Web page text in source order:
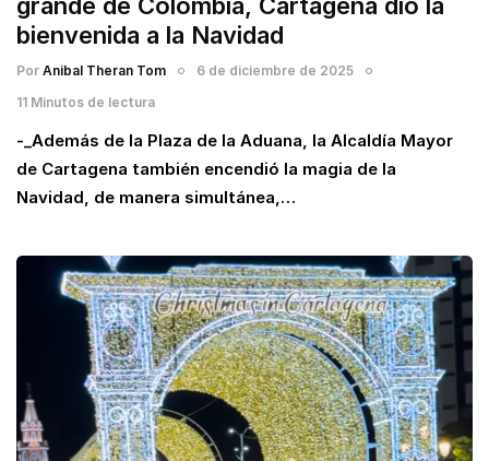
bienvenida a la Navidad
Por Anibal Theran Tom
6 de diciembre de 2025
11 Minutos de lectura
-_Además de la Plaza de la Aduana, la Alcaldía Mayor
de Cartagena también encendió la magia de la
Navidad, de manera simultánea,…